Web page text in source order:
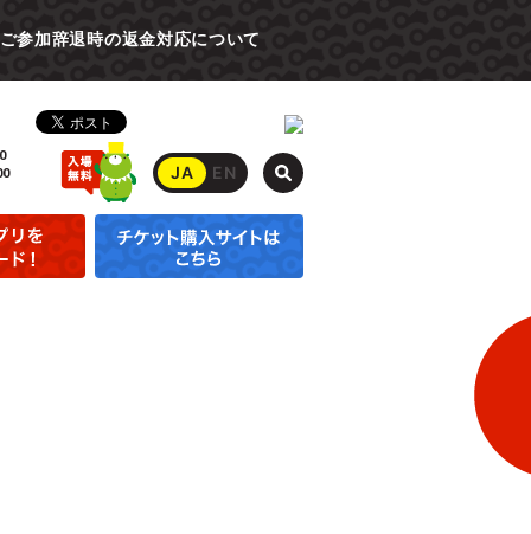
参加辞退時の返金対応について
JA EN